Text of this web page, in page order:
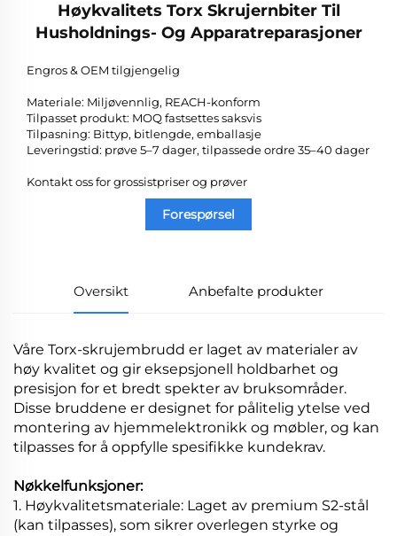
Høykvalitets Torx Skrujernbiter Til
Husholdnings- Og Apparatreparasjoner
Engros & OEM tilgjengelig
Materiale: Miljøvennlig, REACH-konform
Tilpasset produkt: MOQ fastsettes saksvis
Tilpasning: Bittyp, bitlengde, emballasje
Leveringstid: prøve 5–7 dager, tilpassede ordre 35–40 dager
Kontakt oss for grossistpriser og prøver
Forespørsel
Oversikt Anbefalte produkter
Våre Torx-skrujembrudd er laget av materialer av
høy kvalitet og gir eksepsjonell holdbarhet og
presisjon for et bredt spekter av bruksområder.
Disse bruddene er designet for pålitelig ytelse ved
montering av hjemmelektronikk og møbler, og kan
tilpasses for å oppfylle spesifikke kundekrav.
Nøkkelfunksjoner:
1. Høykvalitetsmateriale: Laget av premium S2-stål
(kan tilpasses), som sikrer overlegen styrke og